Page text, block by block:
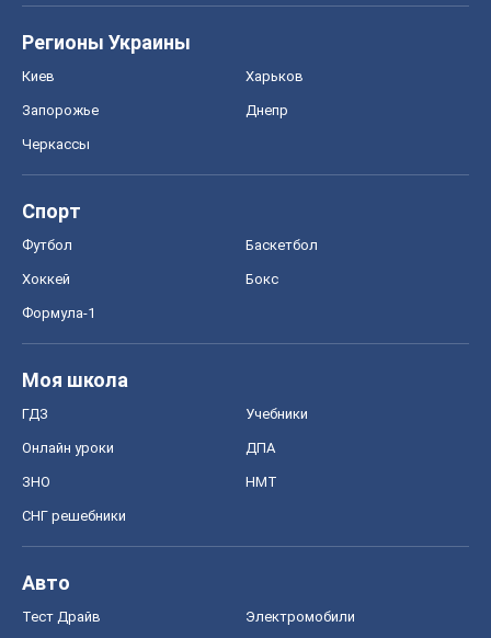
Регионы Украины
Киев Харьков
Запорожье Днепр
Черкассы
Спорт
Футбол Баскетбол
Хоккей Бокс
Формула-1
Моя школа
ГДЗ Учебники
Онлайн уроки ДПА
ЗНО НМТ
СНГ решебники
Авто
Тест Драйв Электромобили